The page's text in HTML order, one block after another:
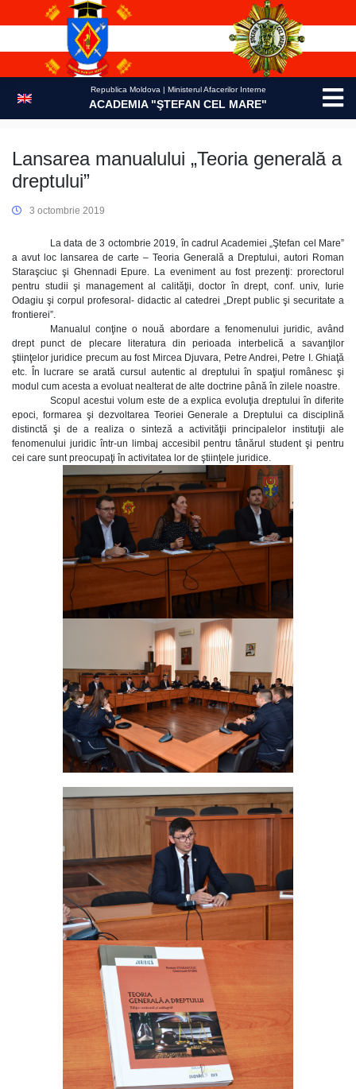
Republica Moldova | Ministerul Afacerilor Interne
ACADEMIA "ŞTEFAN CEL MARE"
Lansarea manualului „Teoria generală a
dreptului”
3 octombrie 2019
La data de 3 octombrie 2019, în cadrul Academiei „Ştefan cel Mare”
a avut loc lansarea de carte – Teoria Generală a Dreptului, autori Roman
Staraşciuc şi Ghennadi Epure. La eveniment au fost prezenţi: prorectorul
pentru studii şi management al calităţii, doctor în drept, conf. univ, Iurie
Odagiu şi corpul profesoral- didactic al catedrei „Drept public şi securitate a
frontierei”.
Manualul conţine o nouă abordare a fenomenului juridic, având
drept punct de plecare literatura din perioada interbelică a savanţilor
ştiinţelor juridice precum au fost Mircea Djuvara, Petre Andrei, Petre I. Ghiaţă
etc. În lucrare se arată cursul autentic al dreptului în spaţiul românesc şi
modul cum acesta a evoluat nealterat de alte doctrine până în zilele noastre.
Scopul acestui volum este de a explica evoluţia dreptului în diferite
epoci, formarea şi dezvoltarea Teoriei Generale a Dreptului ca disciplină
distinctă şi de a realiza o sinteză a activităţii principalelor instituţii ale
fenomenului juridic într-un limbaj accesibil pentru tânărul student şi pentru
cei care sunt preocupaţi în activitatea lor de ştiinţele juridice.